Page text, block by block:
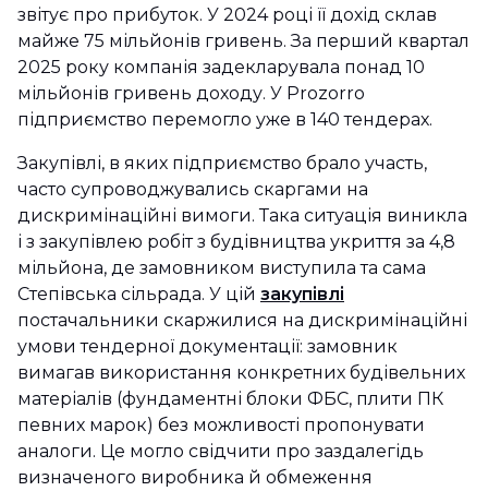
звітує про прибуток. У 2024 році її дохід склав
майже 75 мільйонів гривень. За перший квартал
2025 року компанія задекларувала понад 10
мільйонів гривень доходу. У Prozorro
підприємство перемогло уже в 140 тендерах.
Закупівлі, в яких підприємство брало участь,
часто супроводжувались скаргами на
дискримінаційні вимоги. Така ситуація виникла
і з закупівлею робіт з будівництва укриття за 4,8
мільйона, де замовником виступила та сама
Степівська сільрада. У цій закупівлі
постачальники скаржилися на дискримінаційні
умови тендерної документації: замовник
вимагав використання конкретних будівельних
матеріалів (фундаментні блоки ФБС, плити ПК
певних марок) без можливості пропонувати
аналоги. Це могло свідчити про заздалегідь
визначеного виробника й обмеження